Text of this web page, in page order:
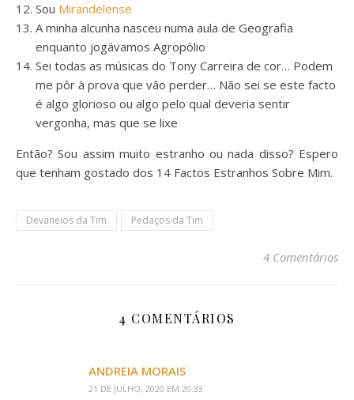
Sou Mirandelense
A minha alcunha nasceu numa aula de Geografia
enquanto jogávamos Agropólio
Sei todas as músicas do Tony Carreira de cor… Podem
me pôr à prova que vão perder… Não sei se este facto
é algo glorioso ou algo pelo qual deveria sentir
vergonha, mas que se lixe
Então? Sou assim muito estranho ou nada disso? Espero
que tenham gostado dos 14 Factos Estranhos Sobre Mim.
Devaneios da Tim Pedaços da Tim
4 Comentários
4 COMENTÁRIOS
ANDREIA MORAIS
21 DE JULHO, 2020 EM 20:33